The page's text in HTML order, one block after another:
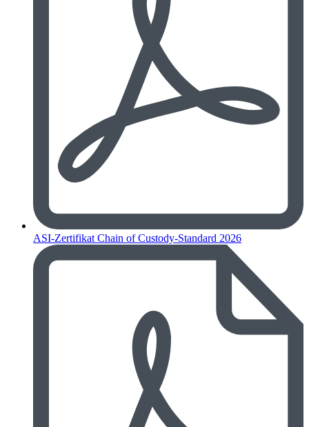
ASI-Zertifikat Chain of Custody-Standard 2026